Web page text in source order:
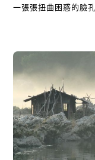
一張張扭曲困惑的臉